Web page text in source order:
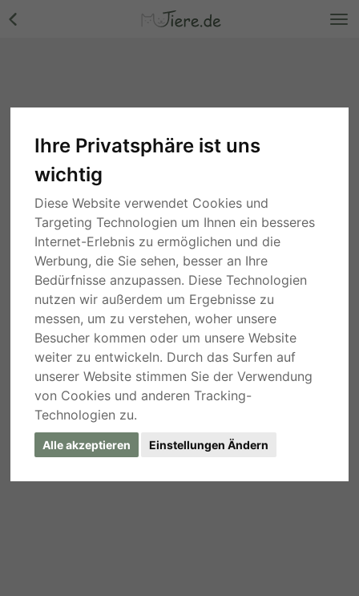
Ihre Privatsphäre ist uns
wichtig
Diese Website verwendet Cookies und
Targeting Technologien um Ihnen ein besseres
Internet-Erlebnis zu ermöglichen und die
Werbung, die Sie sehen, besser an Ihre
Bedürfnisse anzupassen. Diese Technologien
nutzen wir außerdem um Ergebnisse zu
messen, um zu verstehen, woher unsere
Besucher kommen oder um unsere Website
weiter zu entwickeln. Durch das Surfen auf
unserer Website stimmen Sie der Verwendung
von Cookies und anderen Tracking-
Technologien zu.
Alle akzeptieren Einstellungen Ändern